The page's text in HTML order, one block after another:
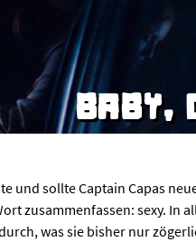
BABY,
und sollte Captain Capas
zusammenfassen: sexy. In
was sie bisher nur